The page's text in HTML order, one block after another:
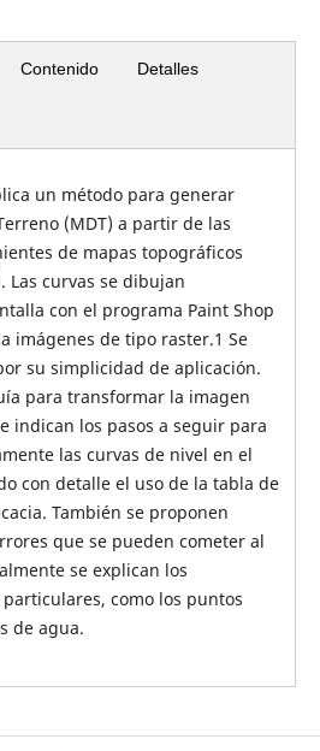
Contenido Detalles
un método para generar
(MDT) a partir de las
de mapas topográficos
Las curvas se dibujan
con el programa Paint Shop
imágenes de tipo raster.1 Se
su simplicidad de aplicación.
para transformar la imagen
indican los pasos a seguir para
las curvas de nivel en el
con detalle el uso de la tabla de
También se proponen
que se pueden cometer al
se explican los
como los puntos
de agua.